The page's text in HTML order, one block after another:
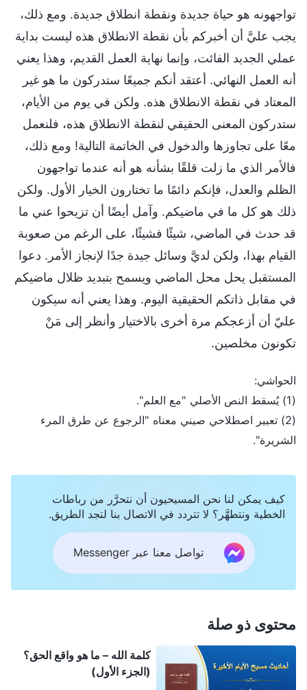
تواجهونه هو حياة جديدة ونقطة انطلاق جديدة. ومع ذلك،
يجب عليَّ أن أخبركم بأن نقطة الانطلاق هذه ليست بداية
عملي الجديد الفائت، وإنما نهاية العمل القديم، وهذا يعني
أنه العمل النهائي. أعتقد أنكم جميعًا ستدركون ما هو غير
المعتاد في نقطة الانطلاق هذه. ولكن في يوم من الأيام،
ستدركون المعنى الحقيقي لنقطة الانطلاق هذه، فلنعمل
معًا على تجاوزها والدخول في الخاتمة التالية! ومع ذلك،
فالأمر الذي ما زلت قلقًا بشأنه هو أنه عندما تواجهون
الظلم والعدل، فإنكم دائمًا ما تختارون الخيار الأول. ولكن
ذلك هو كل ما في ماضيكم. وآمل أيضًا أن تزيحوا عني ما
قد حدث في الماضي، شيئًا فشيئًا، على الرغم من صعوبة
القيام بهذا، ولكن لديَّ وسائل جيدة جدًا لإنجاز الأمر. دعوا
المستقبل يحل محل الماضي ويسمح بتبديد ظلال ماضيكم
في مقابل ذاتكم الحقيقية اليوم. وهذا يعني أنه سيكون
عليّ أن أزعجكم مرة أخرى بالاختيار وأنظر إلى مَنْ
تكونون مخلصين.
الحواشي:
(1) يُسقط النص الأصلي "مع العلم".
(2) تعبير اصطلاحي صيني معناه "الرجوع عن طرق المرء
الشريرة".
كيف يمكن لنا نحن المسيحيون أن نتحرَّر من رباطات
الخطية ونتطهَّر؟ لا تتردد في الاتصال بنا لتجد الطريق.
تواصل معنا عبر Messenger
محتوى ذو صلة
كلمة الله – ما هو واقع الحق؟
(الجزء الأول)